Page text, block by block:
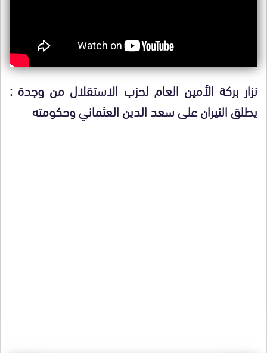
نزار بركة الأمين العام لحزب الاستقلال من وجدة :
يطلق النيران على سعد الدين العثماني وحكومته